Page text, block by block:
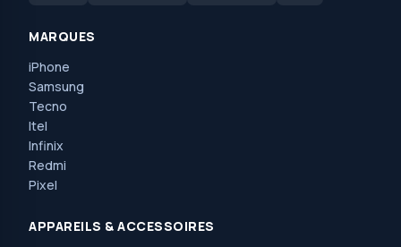
MARQUES
iPhone
Samsung
Tecno
Itel
Infinix
Redmi
Pixel
APPAREILS & ACCESSOIRES